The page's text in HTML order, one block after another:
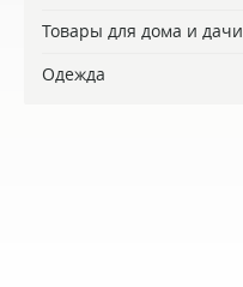
Товары для дома и дачи
Одежда